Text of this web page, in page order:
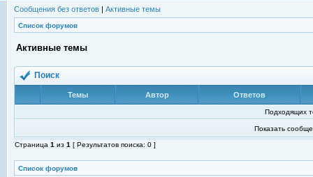
Сообщения без ответов | Активные темы
Список форумов
Активные темы
Поиск
Темы Автор Ответов
Подходящих
Показать
Страница 1 из 1 [ Результатов поиска: 0 ]
Список форумов